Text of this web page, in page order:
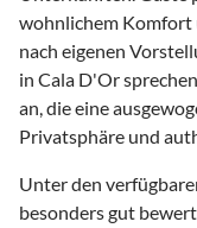
wohnlichem Komfort
nach eigenen
in Cala D'Or
an, die eine
Privatsphäre und
Unter den
besonders gut